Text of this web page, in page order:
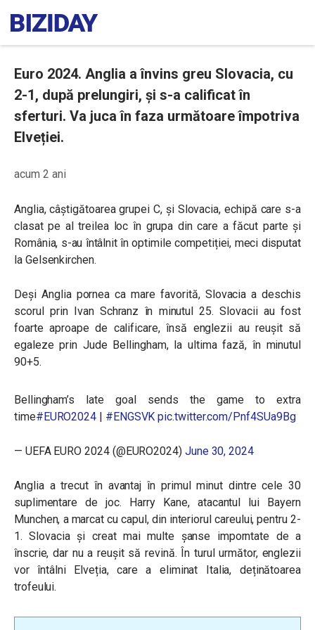
Euro 2024. Anglia a învins greu Slovacia, cu
2-1, după prelungiri, și s-a calificat în
sferturi. Va juca în faza următoare împotriva
Elveției.
acum 2 ani
Anglia, câștigătoarea grupei C, și Slovacia, echipă care s-a
clasat pe al treilea loc în grupa din care a făcut parte și
România, s-au întâlnit în optimile competiției, meci disputat
la Gelsenkirchen.
Deși Anglia pornea ca mare favorită, Slovacia a deschis
scorul prin Ivan Schranz în minutul 25. Slovacii au fost
foarte aproape de calificare, însă englezii au reușit să
egaleze prin Jude Bellingham, la ultima fază, în minutul
90+5.
Bellingham’s late goal sends the game to extra
time#EURO2024 | #ENGSVK pic.twitter.com/Pnf4SUa9Bg
— UEFA EURO 2024 (@EURO2024) June 30, 2024
Anglia a trecut în avantaj în primul minut dintre cele 30
suplimentare de joc. Harry Kane, atacantul lui Bayern
Munchen, a marcat cu capul, din interiorul careului, pentru 2-
1. Slovacia și creat mai multe șanse imporntate de a
înscrie, dar nu a reușit să revină. În turul următor, englezii
vor întâlni Elveția, care a eliminat Italia, deținătoarea
trofeului.